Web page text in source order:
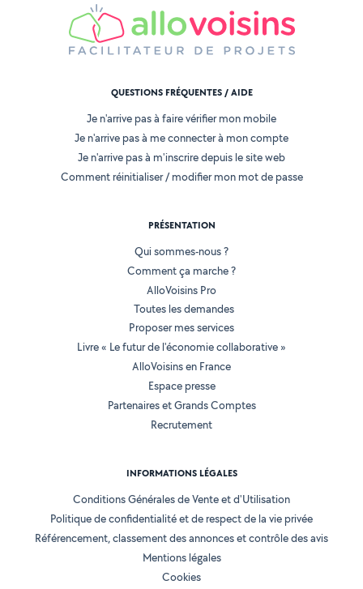
QUESTIONS FRÉQUENTES / AIDE
Je n'arrive pas à faire vérifier mon mobile
Je n'arrive pas à me connecter à mon compte
Je n'arrive pas à m'inscrire depuis le site web
Comment réinitialiser / modifier mon mot de passe
PRÉSENTATION
Qui sommes-nous ?
Comment ça marche ?
AlloVoisins Pro
Toutes les demandes
Proposer mes services
Livre « Le futur de l'économie collaborative »
AlloVoisins en France
Espace presse
Partenaires et Grands Comptes
Recrutement
INFORMATIONS LÉGALES
Conditions Générales de Vente et d'Utilisation
Politique de confidentialité et de respect de la vie privée
Référencement, classement des annonces et contrôle des avis
Mentions légales
Cookies